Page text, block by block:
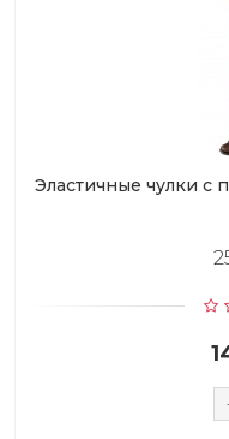
Эластичные чулки с